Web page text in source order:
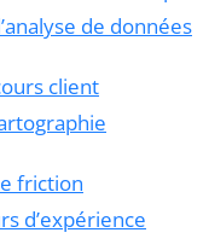
de données
client
friction
d’expérience